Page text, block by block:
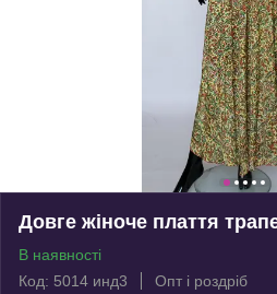
Довге жіноче плаття
В наявності
Код: 5014 инд3
Опт і роздріб